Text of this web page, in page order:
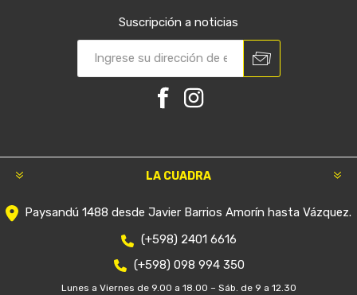
Suscripción a noticias
LA CUADRA
Paysandú 1488 desde Javier Barrios Amorín hasta Vázquez.
(+598) 2401 6616
(+598) 098 994 350
Lunes a Viernes de 9.00 a 18.00 – Sáb. de 9 a 12.30